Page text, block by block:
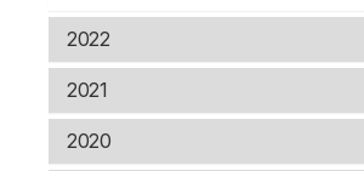
2022
2021
2020